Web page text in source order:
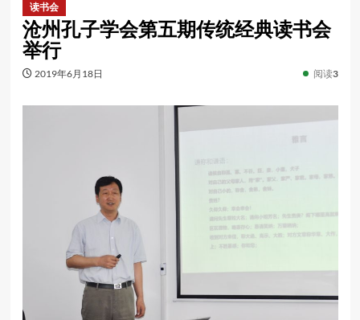
读书会
沧州孔子学会第五期传统经典读书会
举行
2019年6月18日 阅读3